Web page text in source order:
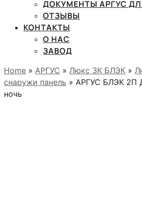
ДОКУМЕНТЫ АРГУС
ОТЗЫВЫ
КОНТАКТЫ
О НАС
ЗАВОД
Home » АРГУС » Люкс 3К БЛЭК »
снаружи панель » АРГУС БЛЭК 2П
ночь